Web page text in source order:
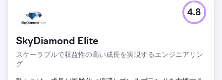
SkyDiamond Elite
スケーラブルで収益性の高い成長を実現するエンジニアリン
グ
4.8